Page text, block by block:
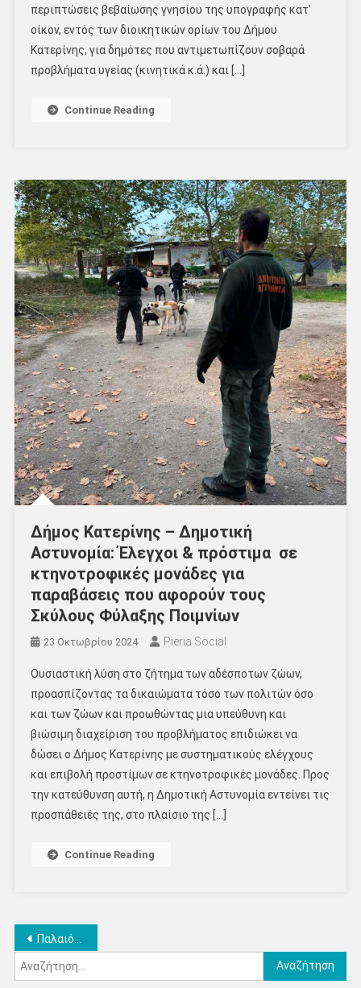
περιπτώσεις βεβαίωσης γνησίου της υπογραφής κατ’
οίκον, εντός των διοικητικών ορίων του Δήμου
Κατερίνης, για δημότες που αντιμετωπίζουν σοβαρά
προβλήματα υγείας (κινητικά κ.ά.) και […]
Continue Reading
Δήμος Κατερίνης – Δημοτική
Αστυνομία: Έλεγχοι & πρόστιμα σε
κτηνοτροφικές μονάδες για
παραβάσεις που αφορούν τους
Σκύλους Φύλαξης Ποιμνίων
23 Οκτωβρίου 2024 Pieria Social
Ουσιαστική λύση στο ζήτημα των αδέσποτων ζώων,
προασπίζοντας τα δικαιώματα τόσο των πολιτών όσο
και των ζώων και προωθώντας μια υπεύθυνη και
βιώσιμη διαχείριση του προβλήματος επιδιώκει να
δώσει ο Δήμος Κατερίνης με συστηματικούς ελέγχους
και επιβολή προστίμων σε κτηνοτροφικές μονάδες. Προς
την κατεύθυνση αυτή, η Δημοτική Αστυνομία εντείνει τις
προσπάθειές της, στο πλαίσιο της […]
Continue Reading
Πλοήγηση
άρθρων
Παλαιότερα άρθρα
Αναζήτηση
για: